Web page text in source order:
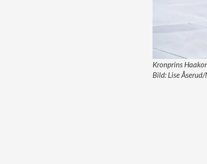
Kronprins
Bild: Lise